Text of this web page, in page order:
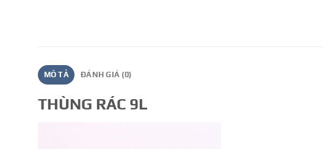
MÔ TẢ ĐÁNH GIÁ (0)
THÙNG RÁC 9L